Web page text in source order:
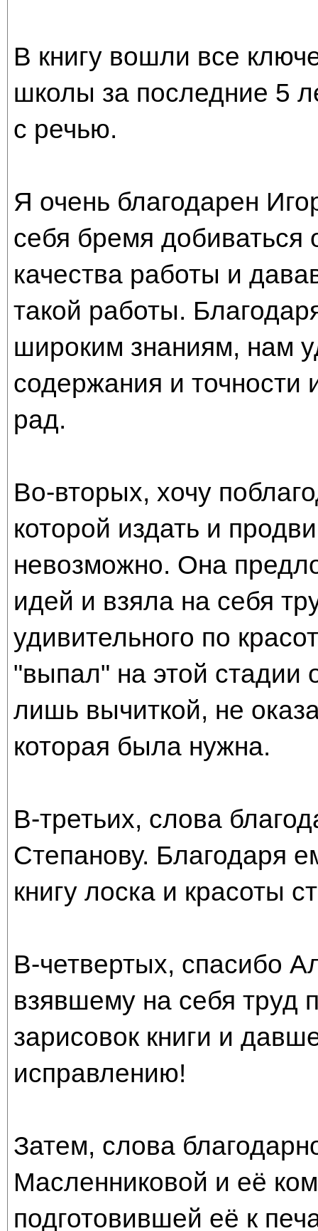
В книгу вошли все
школы за последние 5
с речью.
Я очень благодарен
себя бремя добиваться
качества работы и
такой работы.
широким знаниям, нам
содержания и точности
рад.
Во-вторых, хочу
которой издать и
невозможно. Она
идей и взяла на себя
удивительного по
"выпал" на этой стадии
лишь вычиткой, не
которая была нужна.
В-третьих, слова
Степанову. Благодаря
книгу лоска и красоты
В-четвертых, спасибо
взявшему на себя труд
зарисовок книги и
исправлению!
Затем, слова
Масленниковой и её
подготовившей её к